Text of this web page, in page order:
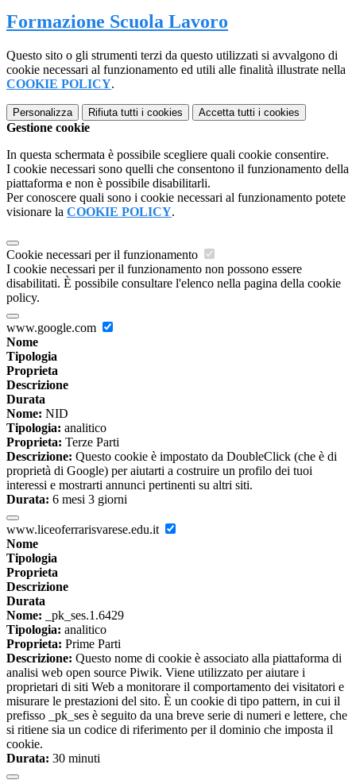
Formazione Scuola Lavoro
Questo sito o gli strumenti terzi da questo utilizzati si avvalgono di
cookie necessari al funzionamento ed utili alle finalità illustrate nella
COOKIE POLICY.
Personalizza Rifiuta tutti i cookies Accetta tutti i cookies
Gestione cookie
In questa schermata è possibile scegliere quali cookie consentire.
I cookie necessari sono quelli che consentono il funzionamento della
piattaforma e non è possibile disabilitarli.
Per conoscere quali sono i cookie necessari al funzionamento potete
visionare la COOKIE POLICY.
Cookie necessari per il funzionamento
I cookie necessari per il funzionamento non possono essere
disabilitati. È possibile consultare l'elenco nella pagina della cookie
policy.
www.google.com
Nome
Tipologia
Proprieta
Descrizione
Durata
Nome: NID
Tipologia: analitico
Proprieta: Terze Parti
Descrizione: Questo cookie è impostato da DoubleClick (che è di
proprietà di Google) per aiutarti a costruire un profilo dei tuoi
interessi e mostrarti annunci pertinenti su altri siti.
Durata: 6 mesi 3 giorni
www.liceoferrarisvarese.edu.it
Nome
Tipologia
Proprieta
Descrizione
Durata
Nome: _pk_ses.1.6429
Tipologia: analitico
Proprieta: Prime Parti
Descrizione: Questo nome di cookie è associato alla piattaforma di
analisi web open source Piwik. Viene utilizzato per aiutare i
proprietari di siti Web a monitorare il comportamento dei visitatori e
misurare le prestazioni del sito. È un cookie di tipo pattern, in cui il
prefisso _pk_ses è seguito da una breve serie di numeri e lettere, che
si ritiene sia un codice di riferimento per il dominio che imposta il
cookie.
Durata: 30 minuti